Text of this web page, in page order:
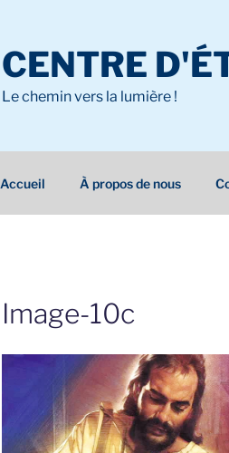
CENTRE
Le chemin vers la lumière !
Accueil À propos de nous
Image-10c